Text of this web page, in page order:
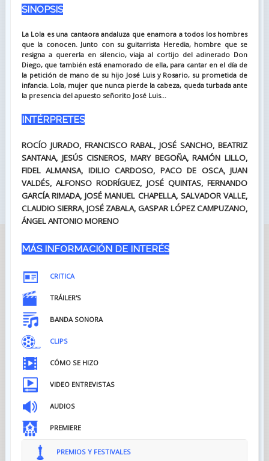
SINOPSIS
La Lola es una cantaora andaluza que enamora a todos los hombres
que la conocen. Junto con su guitarrista Heredia, hombre que se
resigna a quererla en silencio, viaja al cortijo del adinerado Don
Diego, que también está enamorado de ella, para cantar en el día de
la petición de mano de su hijo José Luis y Rosario, su prometida de
infancia. Lola, mujer que nunca pierde la cabeza, queda turbada ante
la presencia del apuesto señorito José Luis...
INTÉRPRETES
ROCÍO JURADO, FRANCISCO RABAL, JOSÉ SANCHO, BEATRIZ
SANTANA, JESÚS CISNEROS, MARY BEGOÑA, RAMÓN LILLO,
FIDEL ALMANSA, IDILIO CARDOSO, PACO DE OSCA, JUAN
VALDÉS, ALFONSO RODRÍGUEZ, JOSÉ QUINTAS, FERNANDO
GARCÍA RIMADA, JOSÉ MANUEL CHAPELLA, SALVADOR VALLE,
CLAUDIO SIERRA, JOSÉ ZABALA, GASPAR LÓPEZ CAMPUZANO,
ÁNGEL ANTONIO MORENO
MÁS INFORMACIÓN DE INTERÉS
CRITICA
TRÁILER'S
BANDA SONORA
CLIPS
CÓMO SE HIZO
VIDEO ENTREVISTAS
AUDIOS
PREMIERE
PREMIOS Y FESTIVALES